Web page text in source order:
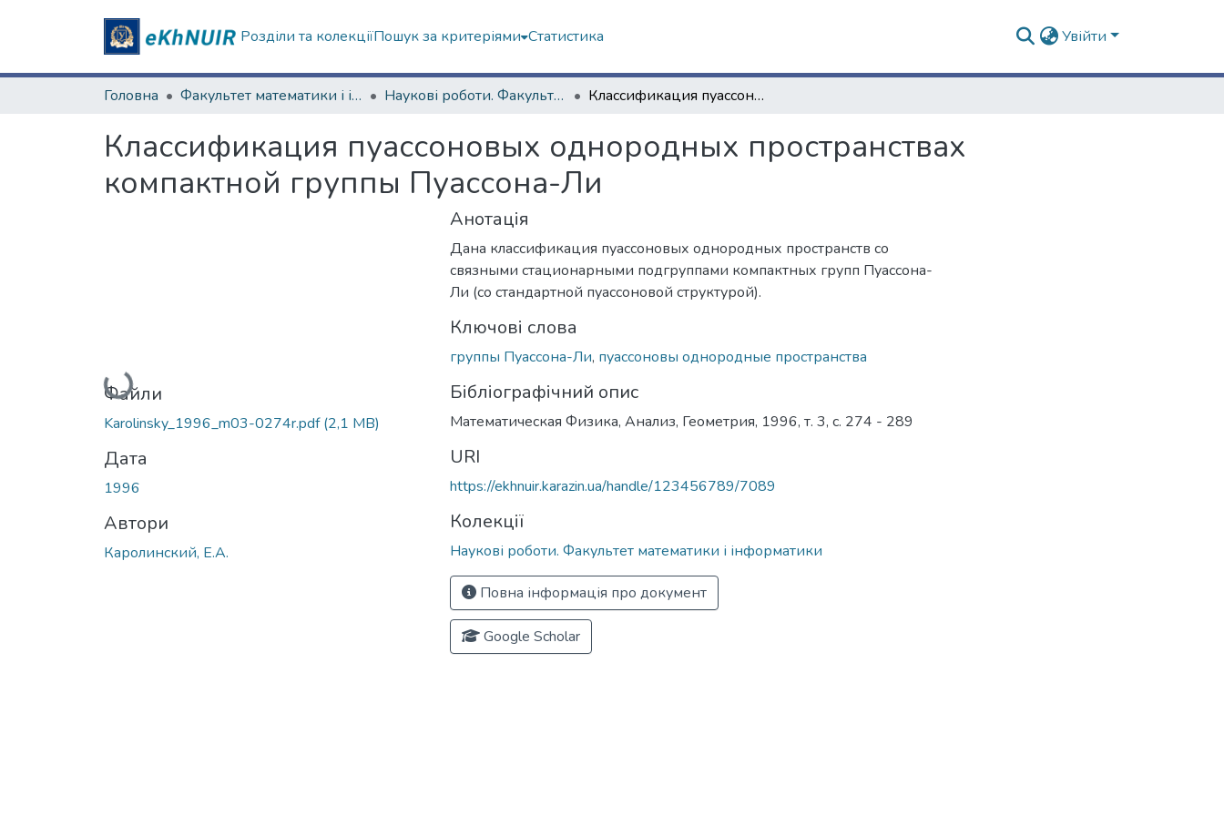
Розділи та колекціїПошук за критеріями Статистика Увійти
Головна Факультет математики і інформатики Наукові роботи. Факультет математики і інформатики Классификация пуассоновых однородных пространствах компактной группы Пуассона-Ли
Классификация пуассоновых однородных пространствах
компактной группы Пуассона-Ли
Вантажиться...
Файли
Karolinsky_1996_m03-0274r.pdf(2,1 MB)
Дата
1996
Автори
Каролинский, Е.А.
Анотація
Дана классификация пуассоновых однородных пространств со
связными стационарными подгруппами компактных групп Пуассона-
Ли (со стандартной пуассоновой структурой).
Ключові слова
группы Пуассона-Ли, пуассоновы однородные пространства
Бібліографічний опис
Математическая Физика, Анализ, Геометрия, 1996, т. 3, с. 274 - 289
URI
https://ekhnuir.karazin.ua/handle/123456789/7089
Колекції
Наукові роботи. Факультет математики і інформатики
Повна інформація про документ
Google Scholar